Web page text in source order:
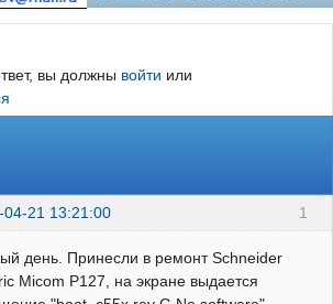
вы должны войти или
1
04-21 13:21:00
день. Принесли в ремонт Schneider
Micom P127, на экране выдается